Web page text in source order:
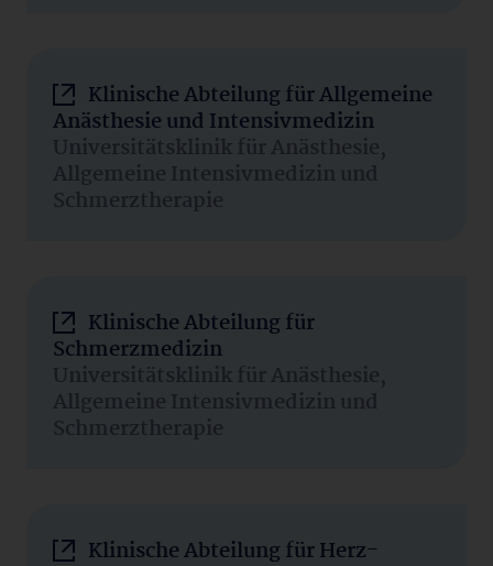
Klinische Abteilung für Allgemeine
Anästhesie und Intensivmedizin
Universitätsklinik für Anästhesie,
Allgemeine Intensivmedizin und
Schmerztherapie
Klinische Abteilung für
Schmerzmedizin
Universitätsklinik für Anästhesie,
Allgemeine Intensivmedizin und
Schmerztherapie
Klinische Abteilung für Herz-